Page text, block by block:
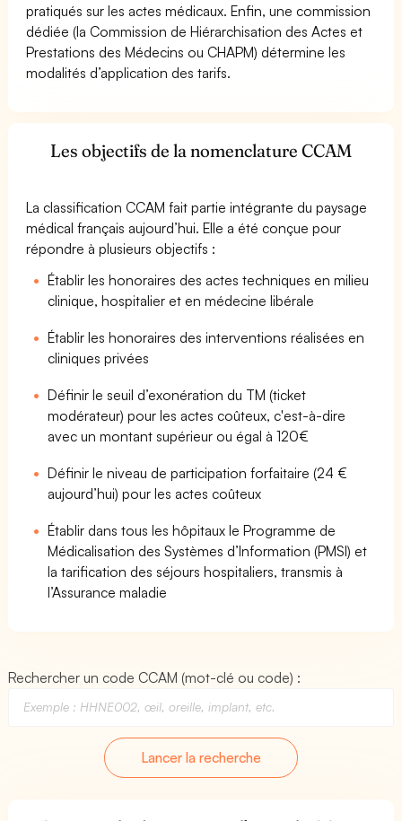
pratiqués sur les actes médicaux. Enfin, une commission
dédiée (la Commission de Hiérarchisation des Actes et
Prestations des Médecins ou CHAPM) détermine les
modalités d’application des tarifs.
Les objectifs de la nomenclature CCAM
La classification CCAM fait partie intégrante du paysage
médical français aujourd’hui. Elle a été conçue pour
répondre à plusieurs objectifs :
Établir les honoraires des actes techniques en milieu
clinique, hospitalier et en médecine libérale
Établir les honoraires des interventions réalisées en
cliniques privées
Définir le seuil d’exonération du TM (ticket
modérateur) pour les actes coûteux, c'est-à-dire
avec un montant supérieur ou égal à 120€
Définir le niveau de participation forfaitaire (24 €
aujourd’hui) pour les actes coûteux
Établir dans tous les hôpitaux le Programme de
Médicalisation des Systèmes d’Information (PMSI) et
la tarification des séjours hospitaliers, transmis à
l’Assurance maladie
Rechercher un code CCAM (mot-clé ou code) :
Lancer la recherche